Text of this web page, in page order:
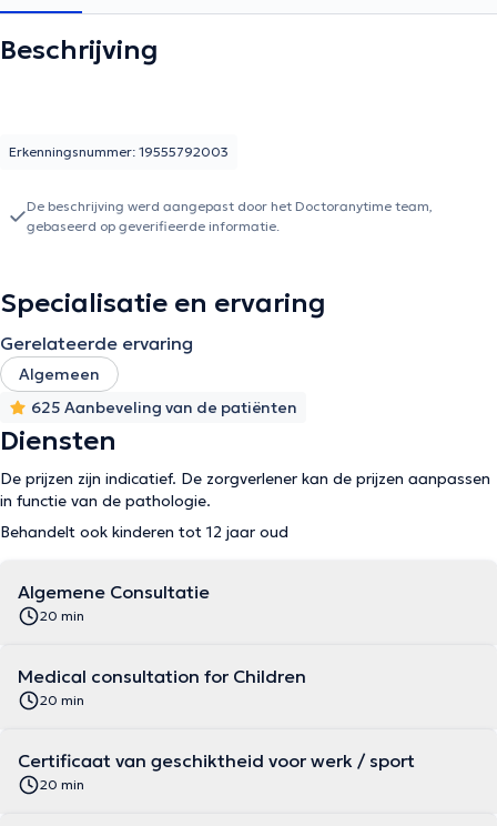
Beschrijving
Erkenningsnummer: 19555792003
De beschrijving werd aangepast door het Doctoranytime team,
gebaseerd op geverifieerde informatie.
Specialisatie en ervaring
Gerelateerde ervaring
Algemeen
625 Aanbeveling van de patiënten
Diensten
De prijzen zijn indicatief. De zorgverlener kan de prijzen aanpassen
in functie van de pathologie.
Behandelt ook kinderen tot 12 jaar oud
Algemene Consultatie
20 min
Medical consultation for Children
20 min
Certificaat van geschiktheid voor werk / sport
20 min